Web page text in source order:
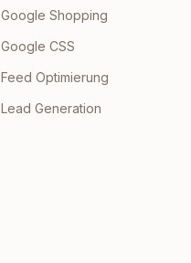
Google Shopping
Google CSS
Feed Optimierung
Lead Generation